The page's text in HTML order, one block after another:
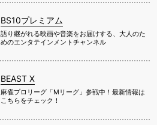
BS10プレミアム
語り継がれる映画や音楽をお届けする、大人のた
めのエンタテインメントチャンネル
BEAST X
麻雀プロリーグ「Mリーグ」参戦中！最新情報は
こちらをチェック！